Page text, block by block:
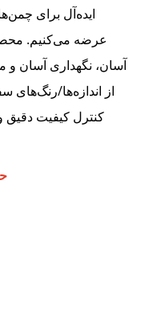
ایده‌آل برای
عرضه می‌کنیم.
آسان، نگهداری آسان و
از اندازه‌ها/